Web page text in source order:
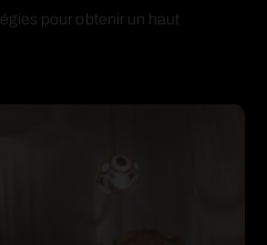
pour obtenir un haut